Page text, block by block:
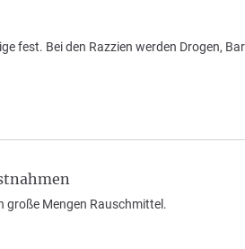
fest. Bei den Razzien werden Drogen,
große Mengen Rauschmittel.